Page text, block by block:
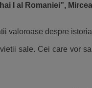
I al Romaniei”,
valoroase despre
sale. Cei care vor